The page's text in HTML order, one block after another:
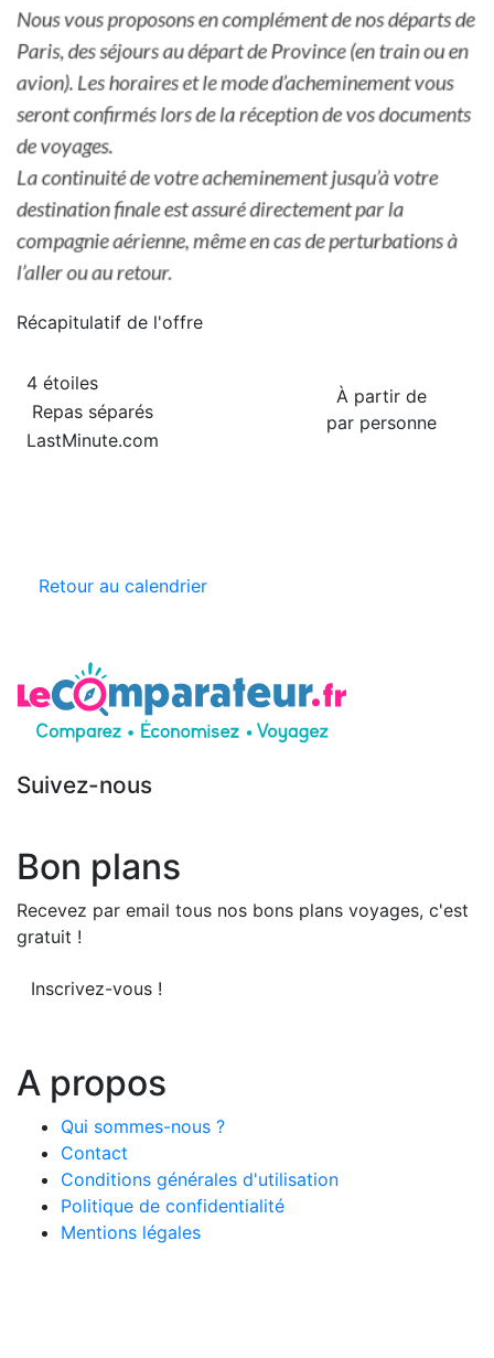
Récapitulatif de l'offre
À partir de
par personne
4 étoiles
Repas séparés
LastMinute.com
Retour au calendrier
Suivez-nous
Bon plans
Recevez par email tous nos bons plans voyages, c'est
gratuit !
Inscrivez-vous !
A propos
Qui sommes-nous ?
Contact
Conditions générales d'utilisation
Politique de confidentialité
Mentions légales